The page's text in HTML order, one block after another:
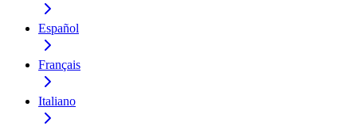
Español
Français
Italiano